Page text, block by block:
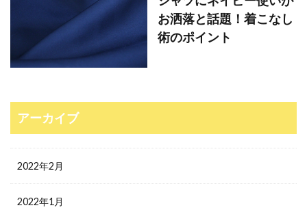
お洒落と話題！着こなし
術のポイント
アーカイブ
2022年2月
2022年1月